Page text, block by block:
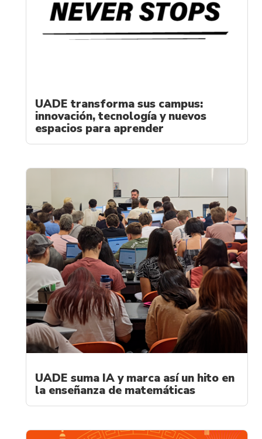
UADE transforma sus campus:
innovación, tecnología y nuevos
espacios para aprender
UADE suma IA y marca así un hito en
la enseñanza de matemáticas